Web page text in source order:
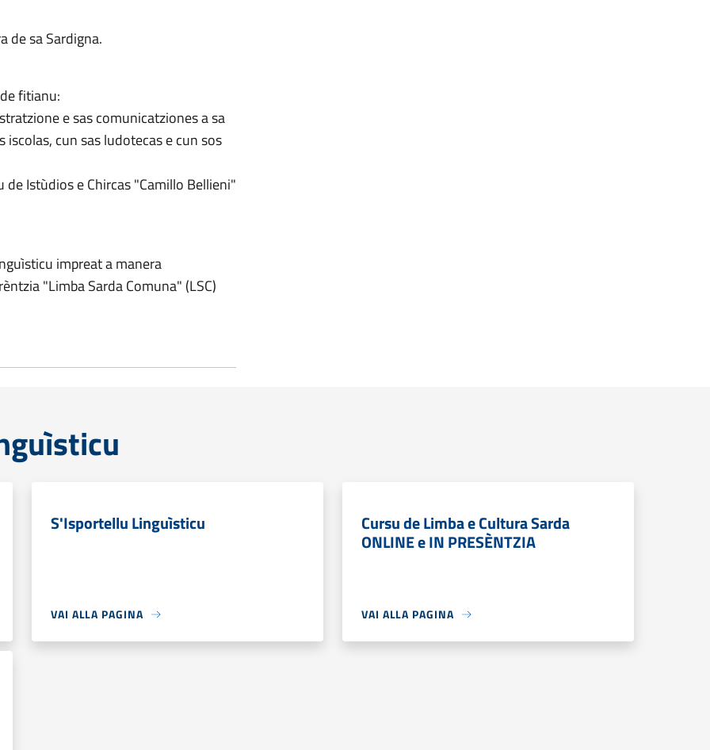
de sa Sardigna.
fitianu:
e sas comunicatziones a sa
cun sas ludotecas e cun sos
Istùdios e Chircas "Camillo Bellieni"
impreat a manera
"Limba Sarda Comuna" (LSC)
S'Isportellu Linguìsticu
VAI ALLA PAGINA
Cursu de Limba e Cultura Sarda
ONLINE e IN PRESÈNTZIA
VAI ALLA PAGINA